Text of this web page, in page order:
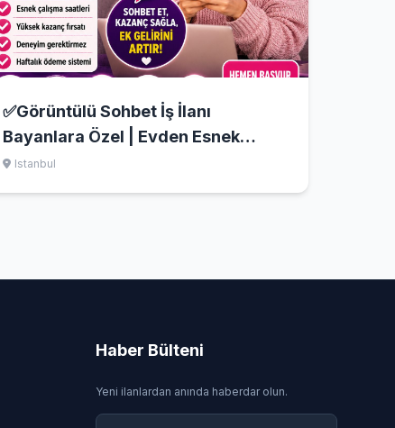
✅Görüntülü Sohbet İş İlanı
Bayanlara Özel | Evden Esnek
Çalışma
Istanbul
Haber Bülteni
Yeni ilanlardan anında haberdar olun.